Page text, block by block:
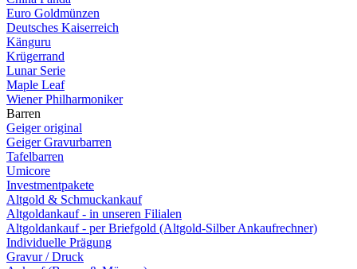
Euro Goldmünzen
Deutsches Kaiserreich
Känguru
Krügerrand
Lunar Serie
Maple Leaf
Wiener Philharmoniker
Barren
Geiger original
Geiger Gravurbarren
Tafelbarren
Umicore
Investmentpakete
Altgold & Schmuckankauf
Altgoldankauf - in unseren Filialen
Altgoldankauf - per Briefgold (Altgold-Silber Ankaufrechner)
Individuelle Prägung
Gravur / Druck